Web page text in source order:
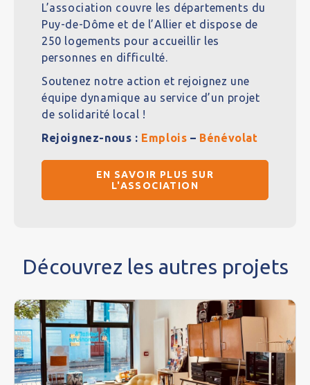
L’association couvre les départements du
Puy-de-Dôme et de l’Allier et dispose de
250 logements pour accueillir les
personnes en difficulté.
Soutenez notre action et rejoignez une
équipe dynamique au service d’un projet
de solidarité local !
Rejoignez-nous : Emplois – Bénévolat
EN SAVOIR PLUS SUR
L'ASSOCIATION
Découvrez les autres projets